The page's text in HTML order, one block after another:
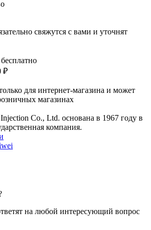
свяжутся с вами и уточнят
₽
для интернет-магазина и может
магазинах
Co., Ltd. основана в 1967 году в
компания.
на любой интересующий вопрос